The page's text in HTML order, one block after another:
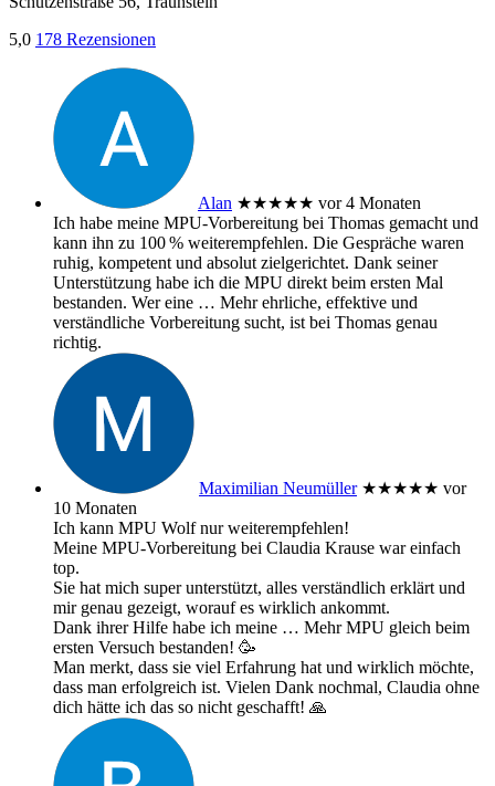
5,0 178 Rezensionen
Alan ★★★★★ vor 4 Monaten
Ich habe meine MPU‑Vorbereitung bei Thomas gemacht und
kann ihn zu 100 % weiterempfehlen. Die Gespräche waren
ruhig, kompetent und absolut zielgerichtet. Dank seiner
Unterstützung habe ich die MPU direkt beim ersten Mal
bestanden. Wer eine … Mehrehrliche, effektive und
verständliche Vorbereitung sucht, ist bei Thomas genau
richtig.
Maximilian Neumüller ★★★★★ vor
10 Monaten
Ich kann MPU Wolf nur weiterempfehlen!
Meine MPU-Vorbereitung bei Claudia Krause war einfach
top.
Sie hat mich super unterstützt, alles verständlich erklärt und
mir genau gezeigt, worauf es wirklich ankommt.
Dank ihrer Hilfe habe ich meine … MehrMPU gleich beim
ersten Versuch bestanden! 🥳
Man merkt, dass sie viel Erfahrung hat und wirklich möchte,
dass man erfolgreich ist. Vielen Dank nochmal, Claudia ohne
dich hätte ich das so nicht geschafft! 🙏